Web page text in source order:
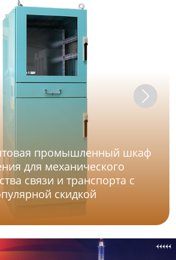
промышленный шкаф
для механического
связи и транспорта с
скидкой